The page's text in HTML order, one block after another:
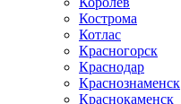
Кострома
Котлас
Красногорск
Краснодар
Краснознаменск
Краснокаменск